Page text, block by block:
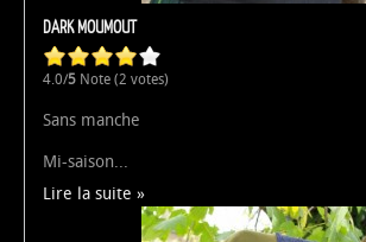
DARK MOUMOUT
4.0/5 Note (2 votes)
Sans manche
Mi-saison...
Lire la suite